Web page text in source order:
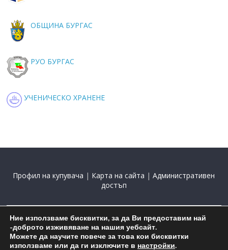
ОБЩИНА БУРГАС
РУО БУРГАС
УЧЕНИЧЕСКО ХРАНЕНЕ
Профил на купувача | Карта на сайта |Административен
достъп
2015-2025 С подкрепата наНиколай Комнев
Ние използваме бисквитки, за да Ви предоставим най
-доброто изживяване на нашия уебсайт.
Можете да научите повече за това кои бисквитки
използваме или да ги изключите в настройки.